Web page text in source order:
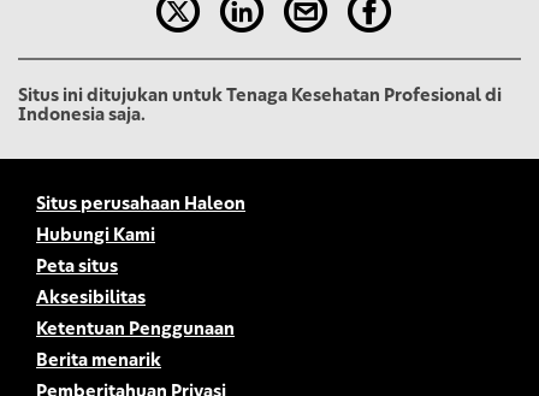
Situs ini ditujukan untuk Tenaga Kesehatan Profesional di
Indonesia saja.
Situs perusahaan Haleon
Hubungi Kami
Peta situs
Aksesibilitas
Ketentuan Penggunaan
Berita menarik